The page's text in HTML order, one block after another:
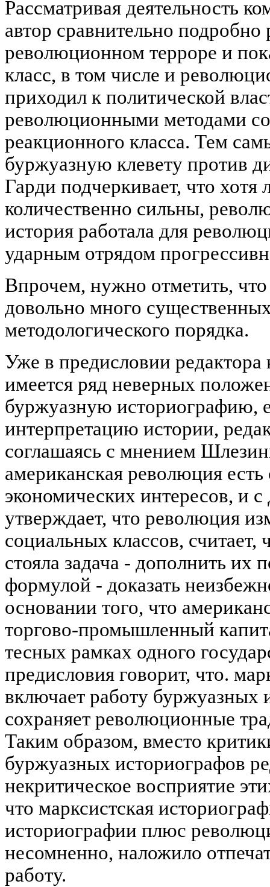
Рассматривая деятельность
автор сравнительно подробно
революционном терроре и
класс, в том числе и
приходил к политической
революционными методами
реакционного класса. Тем
буржуазную клевету против
Гарди подчеркивает, что
количественно сильны,
история работала для
ударным отрядом
Впрочем, нужно отметить,
довольно много
методологического порядка.
Уже в предисловии
имеется ряд неверных
буржуазную историографию,
интерпретацию истории,
соглашаясь с мнением
американская революция есть
экономических интересов, и
утверждает, что революция
социальных классов, считает,
стояла задача - дополнить их
формулой - доказать
основании того, что
торгово-промышленный
тесных рамках одного
предисловия говорит, что.
включает работу буржуазных
сохраняет революционные
Таким образом, вместо
буржуазных историографов
некритическое восприятие
что марксистская
историографии плюс
несомненно, наложило
работу.